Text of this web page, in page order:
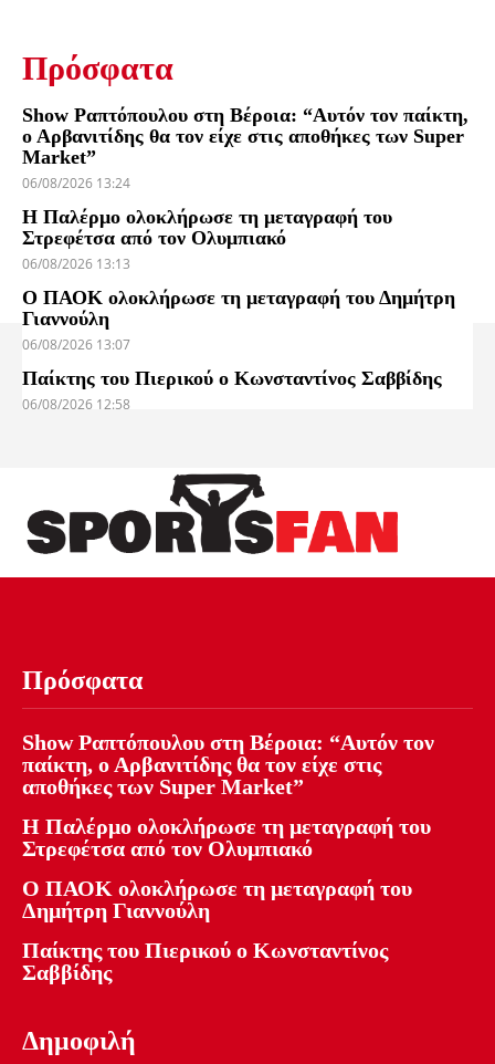
Πρόσφατα
Show Ραπτόπουλου στη Βέροια: “Αυτόν τον παίκτη,
ο Αρβανιτίδης θα τον είχε στις αποθήκες των Super
Market”
06/08/2026 13:24
Η Παλέρμο ολοκλήρωσε τη μεταγραφή του
Στρεφέτσα από τον Ολυμπιακό
06/08/2026 13:13
Ο ΠΑΟΚ ολοκλήρωσε τη μεταγραφή του Δημήτρη
Γιαννούλη
06/08/2026 13:07
Παίκτης του Πιερικού ο Κωνσταντίνος Σαββίδης
06/08/2026 12:58
Πρόσφατα
Show Ραπτόπουλου στη Βέροια: “Αυτόν τον
παίκτη, ο Αρβανιτίδης θα τον είχε στις
αποθήκες των Super Market”
Η Παλέρμο ολοκλήρωσε τη μεταγραφή του
Στρεφέτσα από τον Ολυμπιακό
Ο ΠΑΟΚ ολοκλήρωσε τη μεταγραφή του
Δημήτρη Γιαννούλη
Παίκτης του Πιερικού ο Κωνσταντίνος
Σαββίδης
Δημοφιλή